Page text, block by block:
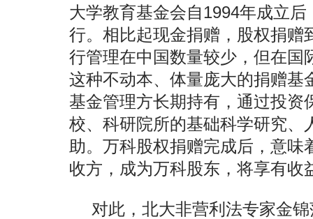
大学教育基金会自1994年成立
行。相比起现金捐赠，股权捐赠
行管理在中国数量较少，但在国
这种不动本、体量庞大的捐赠基
基金管理方长期持有，通过投资
校、科研院所的基础科学研究、
助。万科股权捐赠完成后，意
收方，成为万科股东，将享有收
对此，北大非营利法专家金